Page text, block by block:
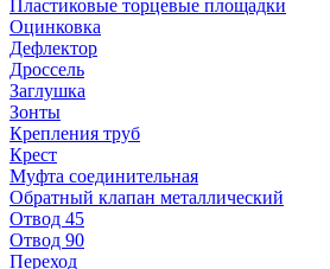
Пластиковые торцевые площадки
Оцинковка
Дефлектор
Дроссель
Заглушка
Зонты
Крепления труб
Крест
Муфта соединительная
Обратный клапан металлический
Отвод 45
Отвод 90
Переход